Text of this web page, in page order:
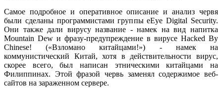
Самое подробное и оперативное описание и анализ червя
были сделаны программистами группы eEye Digital Security.
Они также дали вирусу название - намек на вид напитка
Mountain Dew и фразу-предупреждение в вирусе Hacked By
Chinese! («Взломано китайцами!») - намек на
коммунистический Китай, хотя в действительности вирус,
скорее всего, был написан этническими китайцами на
Филиппинах. Этой фразой червь заменял содержимое веб-
сайтов на зараженном сервере.